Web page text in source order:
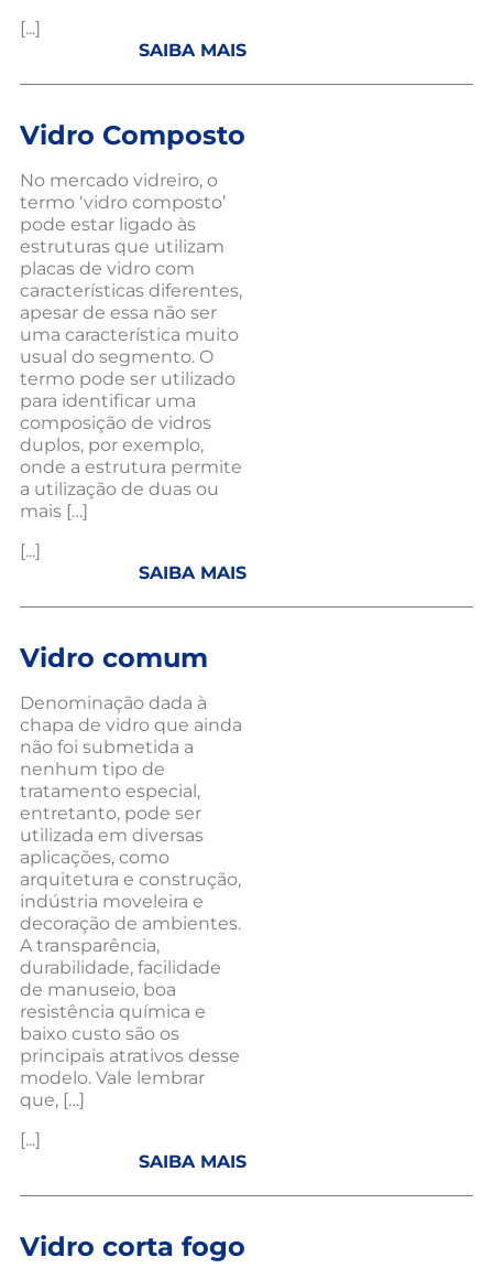
[...]
SAIBA MAIS
Vidro Composto
No mercado vidreiro, o
termo ‘vidro composto’
pode estar ligado às
estruturas que utilizam
placas de vidro com
características diferentes,
apesar de essa não ser
uma característica muito
usual do segmento. O
termo pode ser utilizado
para identificar uma
composição de vidros
duplos, por exemplo,
onde a estrutura permite
a utilização de duas ou
mais […]
[...]
SAIBA MAIS
Vidro comum
Denominação dada à
chapa de vidro que ainda
não foi submetida a
nenhum tipo de
tratamento especial,
entretanto, pode ser
utilizada em diversas
aplicações, como
arquitetura e construção,
indústria moveleira e
decoração de ambientes.
A transparência,
durabilidade, facilidade
de manuseio, boa
resistência química e
baixo custo são os
principais atrativos desse
modelo. Vale lembrar
que, […]
[...]
SAIBA MAIS
Vidro corta fogo